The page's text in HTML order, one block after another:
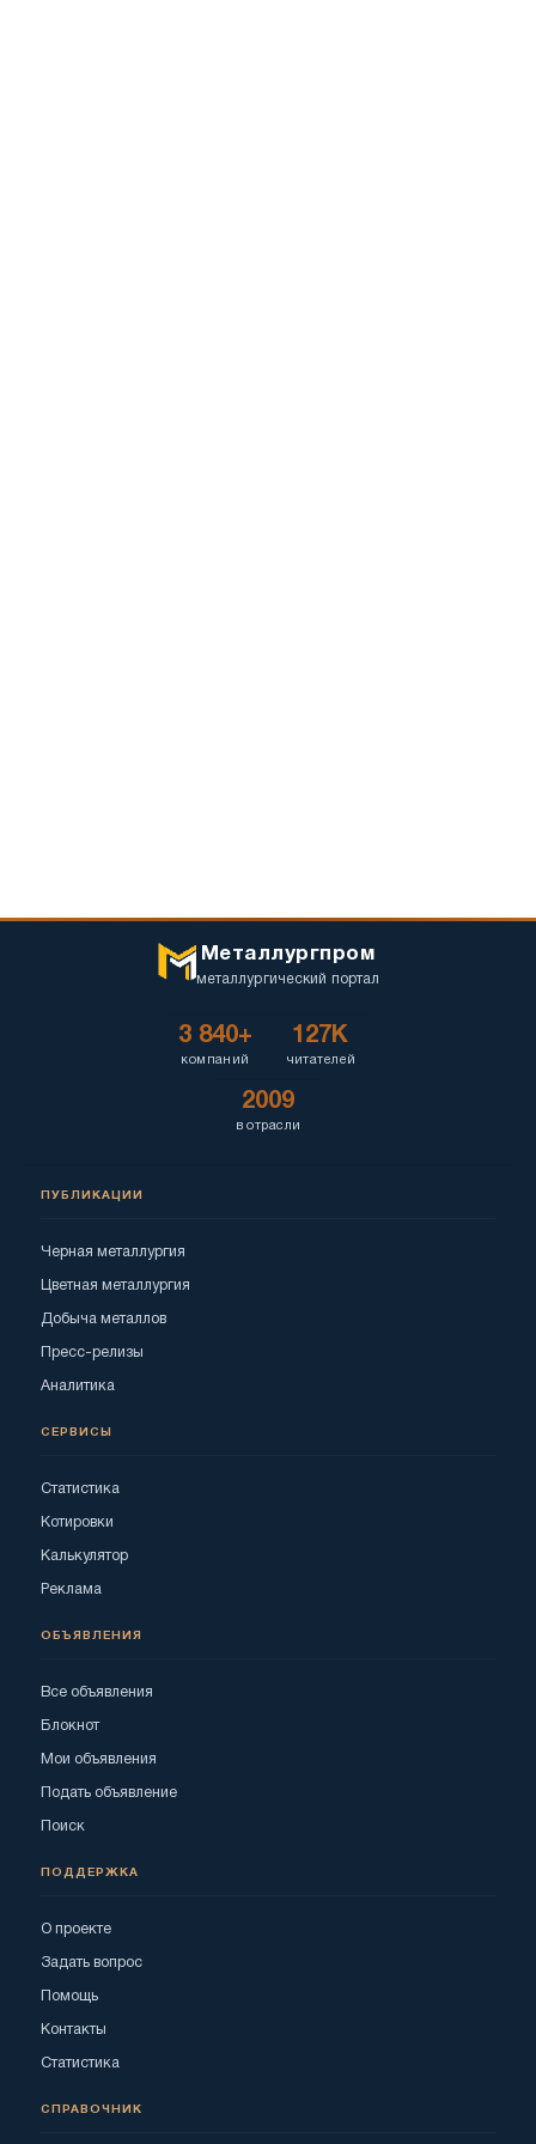
Металлургпром
металлургический портал
3 840+
компаний
127K
читателей
2009
в отрасли
ПУБЛИКАЦИИ
Черная металлургия
Цветная металлургия
Добыча металлов
Пресс-релизы
Аналитика
СЕРВИСЫ
Статистика
Котировки
Калькулятор
Реклама
ОБЪЯВЛЕНИЯ
Все объявления
Блокнот
Мои объявления
Подать объявление
Поиск
ПОДДЕРЖКА
О проекте
Задать вопрос
Помощь
Контакты
Статистика
СПРАВОЧНИК